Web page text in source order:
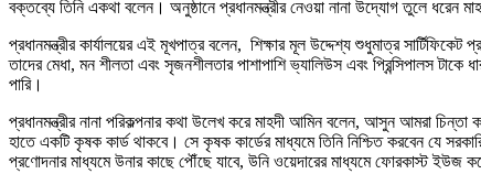
বক্তব্যে তিনি একথা বলেন। অনুষ্ঠানে প্রধানমন্ত্রীর নেওয়া নানা উদ্যোগ তুলে ধরেন
প্রধানমন্ত্রীর কার্যালয়ের এই মূখপাত্র বলেন, শিক্ষার মূল উদ্দেশ্য শুধুমাত্র
তাদের মেধা, মন শীলতা এবং সৃজনশীলতার পাশাপাশি ভ্যালিউস এবং প্রিন্সিপালস টাকে
পারি।
প্রধানমন্ত্রীর নানা পরিকল্পনার কথা উলে­খ করে মাহদী আমিন বলেন, আসুন আমরা
হাতে একটি কৃষক কার্ড থাকবে। সে কৃষক কার্ডের মাধ্যমে তিনি নিশ্চিত করবেন যে
প্রণোদনার মাধ্যমে উনার কাছে পৌঁছে যাবে, উনি ওয়েদারের মাধ্যমে ফোরকাস্ট ইউজ